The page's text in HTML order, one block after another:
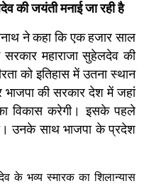
की जयंती मनाई जा रही है
ने कहा कि एक हजार साल
महाराजा सुहेलदेव की
को इतिहास में उतना स्थान
भाजपा की सरकार देश में जहां
विकास करेगी। इसके पहले
उनके साथ भाजपा के प्रदेश
के भव्य स्मारक का शिलान्यास